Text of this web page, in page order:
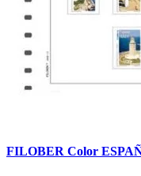
FILOBER Color